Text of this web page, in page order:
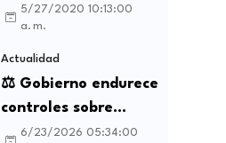
subsidio para compra
de vivienda VIS y no
VIS
5/27/2020 10:13:00
a. m.
Actualidad
⚖️ Gobierno endurece
controles sobre
contratos sindicales
6/23/2026 05:34:00